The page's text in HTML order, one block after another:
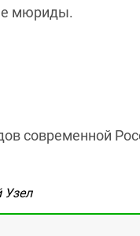
мюриды.
современной
Узел